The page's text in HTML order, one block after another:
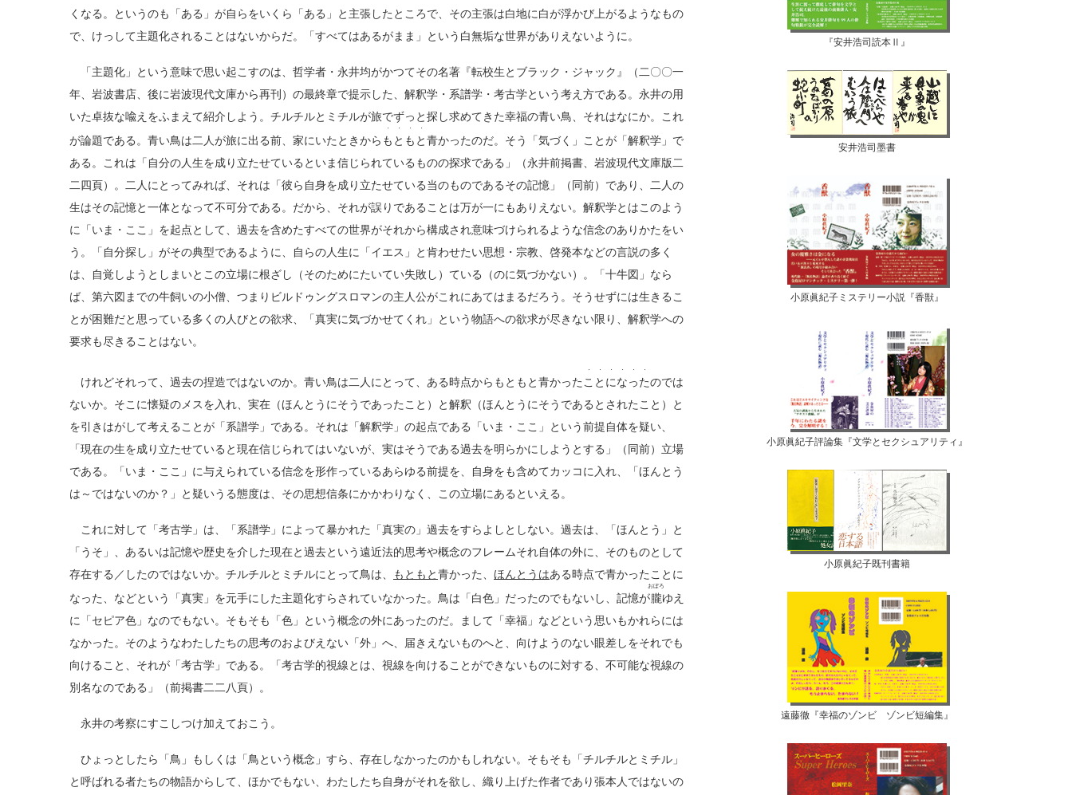
くなる。というのも「ある」が自らをいくら「ある」と主張したところで、その主張は白地に白が浮かび上がるようなもの
で、けっして主題化されることはないからだ。「すべてはあるがまま」という白無垢な世界がありえないように。
「主題化」という意味で思い起こすのは、哲学者・永井均がかつてその名著『転校生とブラック・ジャック』（二〇〇一
年、岩波書店、後に岩波現代文庫から再刊）の最終章で提示した、解釈学・系譜学・考古学という考え方である。永井の用
いた卓抜な喩えをふまえて紹介しよう。チルチルとミチルが旅でずっと探し求めてきた幸福の青い鳥、それはなにか。これ
が論題である。青い鳥は二人が旅に出る前、家にいたときから もともと
・・・・
青かったのだ。そう「気づく」ことが「解釈学」で
ある。これは「自分の人生を成り立たせているといま信じられているものの探求である」（永井前掲書、岩波現代文庫版二
二四頁）。二人にとってみれば、それは「彼ら自身を成り立たせている当のものであるその記憶」（同前）であり、二人の
生はその記憶と一体となって不可分である。だから、それが誤りであることは万が一にもありえない。解釈学とはこのよう
に「いま・ここ」を起点として、過去を含めたすべての世界がそれから構成され意味づけられるような信念のありかたをい
う。「自分探し」がその典型であるように、自らの人生に「イエス」と肯わせたい思想・宗教、啓発本などの言説の多く
は、自覚しようとしまいとこの立場に根ざし（そのためにたいてい失敗し）ている（のに気づかない）。「十牛図」なら
ば、第六図までの牛飼いの小僧、つまりビルドゥングスロマンの主人公がこれにあてはまるだろう。そうせずには生きるこ
とが困難だと思っている多くの人びとの欲求、「真実に気づかせてくれ」という物語への欲求が尽きない限り、解釈学への
要求も尽きることはない。
けれどそれって、過去の捏造ではないのか。青い鳥は二人にとって、ある時点からもともと青かったことになった
・・・・・・
のでは
ないか。そこに懐疑のメスを入れ、実在（ほんとうにそうであったこと）と解釈（ほんとうにそうであるとされたこと）と
を引きはがして考えることが「系譜学」である。それは「解釈学」の起点である「いま・ここ」という前提自体を疑い、
「現在の生を成り立たせていると現在信じられてはいないが、実はそうである過去を明らかにしようとする」（同前）立場
である。「いま・ここ」に与えられている信念を形作っているあらゆる前提を、自身をも含めてカッコに入れ、「ほんとう
は～ではないのか？」と疑いうる態度は、その思想信条にかかわりなく、この立場にあるといえる。
これに対して「考古学」は、「系譜学」によって暴かれた「真実の」過去をすらよしとしない。過去は、「ほんとう」と
「うそ」、あるいは記憶や歴史を介した現在と過去という遠近法的思考や概念のフレームそれ自体の外に、そのものとして
存在する／したのではないか。チルチルとミチルにとって鳥は、 もともと青かった、 ほんとうはある時点で青かったことに
なった、などという「真実」を元手にした主題化すらされていなかった。鳥は「白色」だったのでもないし、記憶が朧
おぼろ
ゆえ
に「セピア色」なのでもない。そもそも「色」という概念の外にあったのだ。まして「幸福」などという思いもかれらには
なかった。そのようなわたしたちの思考のおよびえない「外」へ、届きえないものへと、向けようのない眼差しをそれでも
向けること、それが「考古学」である。「考古学的視線とは、視線を向けることができないものに対する、不可能な視線の
別名なのである」（前掲書二二八頁）。
永井の考察にすこしつけ加えておこう。
ひょっとしたら「鳥」もしくは「鳥という概念」すら、存在しなかったのかもしれない。そもそも「チルチルとミチル」
と呼ばれる者たちの物語からして、ほかでもない、わたしたち自身がそれを欲し、織り上げた作者であり張本人ではないの
『安井浩司読本Ⅱ』
安井浩司墨書
小原眞紀子ミステリー小説『香獣』
小原眞紀子評論集『文学とセクシュアリティ』
小原眞紀子既刊書籍
遠藤徹『幸福のゾンビ ゾンビ短編集』